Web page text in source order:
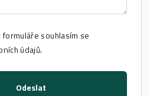
souhlasím se
údajů.
Odeslat